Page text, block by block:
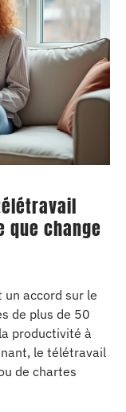
que change
un accord sur le
de plus de 50
productivité à
le télétravail
de chartes